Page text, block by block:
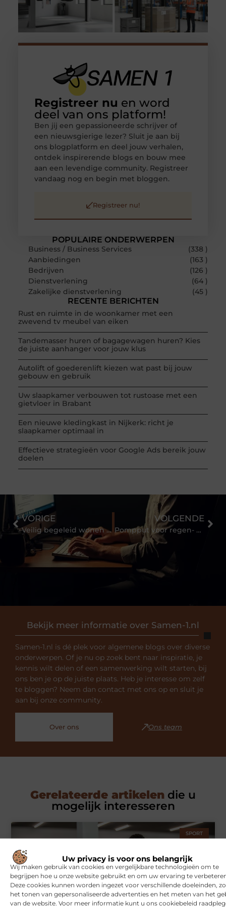
Uw privacy is voor ons belangrijk
Wij maken gebruik van cookies en vergelijkbare technologieën om te
begrijpen hoe u onze website gebruikt en om uw ervaring te
Deze cookies kunnen worden ingezet voor verschillende doeleinden,
het tonen van gepersonaliseerde advertenties en het meten van het
van de website. Voor meer informatie kunt u ons cookiebeleid
POPULAIRE ONDERWERPEN
Business / Business Services
(338 )
Aanbiedingen
(163 )
Bedrijven
(126 )
Dienstverlening
(64 )
Zakelijke dienstverlening
(45 )
RECENTE BERICHTEN
Rust en ruimte in de woonkamer met een
zwevend tv meubel van eiken
Tandemasser huren of bagagewagen huren? Kies
de juiste aanhanger voor jouw klus
Autolift of goederenlift kiezen wat past bij jouw
gebouw en gebruik
Uw slaapkamer verbouwen tot rustoase met een
gietvloer in Brabant
Een nieuwe kledingkast in Nijkerk: richt je
slaapkamer optimaal in
Effectieve strategieën voor Google Ads bereik jouw
doelen
Registreer nu en word
deel van ons platform!
Ben jij een gepassioneerde schrijver of
een nieuwsgierige lezer? Sluit je aan bij
ons blogplatform en deel jouw verhalen,
ontdek inspirerende blogs en bouw mee
aan een levendige community. Registreer
vandaag nog en begin met bloggen.
Registreer nu!
Bekijk meer informatie over Samen-1.nl
Samen-1.nl is dé plek voor algemene blogs over diverse
onderwerpen. Of je nu op zoek bent naar inspiratie, je
kennis wilt delen of een samenwerking wilt starten, bij
ons ben je op de juiste plaats. Heb je interesse om zelf
te bloggen? Neem dan contact met ons op en sluit je
aan bij onze community.
Over ons Ons team
VORIGE
Veilig begeleid wonen voor jongvolwassenen in een vertrouwde omgeving
VOLGENDE
Pompput voor regen- en afvalwatersysteem
Gerelateerde artikelen die u
mogelijk interesseren
SPORT